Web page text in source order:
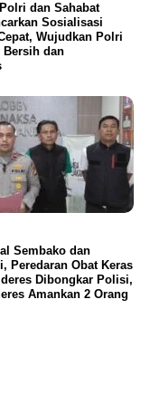
dan Sahabat
Sosialisasi
Wujudkan Polri
Bersih dan
Sembako dan
Peredaran Obat Keras
Dibongkar Polisi,
Amankan 2 Orang